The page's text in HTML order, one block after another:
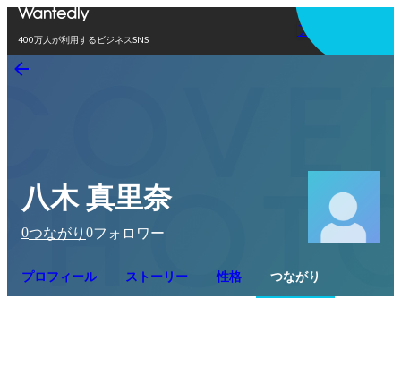
400万人が利用するビジネスSNS
アプリを使う
八木 真里奈
0つながり 0フォロワー
プロフィール ストーリー 性格 つながり